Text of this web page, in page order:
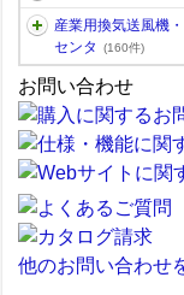
産業用換気送風機
センタ
(160件)
お問い合わせ
他のお問い合わせ